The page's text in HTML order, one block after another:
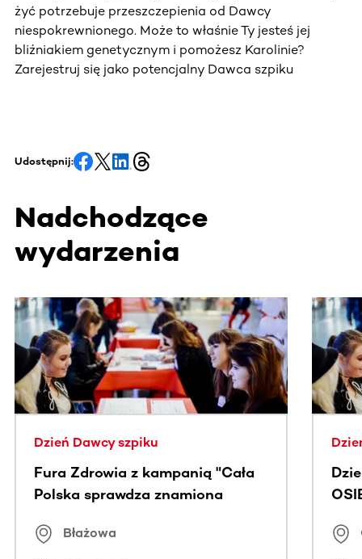
żyć potrzebuje przeszczepienia od Dawcy
niespokrewnionego. Może to właśnie Ty jesteś jej
bliźniakiem genetycznym i pomożesz Karolinie?
Zarejestruj się jako potencjalny Dawca szpiku
Udostępnij:
Nadchodzące
wydarzenia
Ta sekcja zawiera treści przewijane w poziomie. Użyj
Dzień Dawcy szpiku
Fura Zdrowia z kampanią "Cała
Polska sprawdza znamiona
Błażowa